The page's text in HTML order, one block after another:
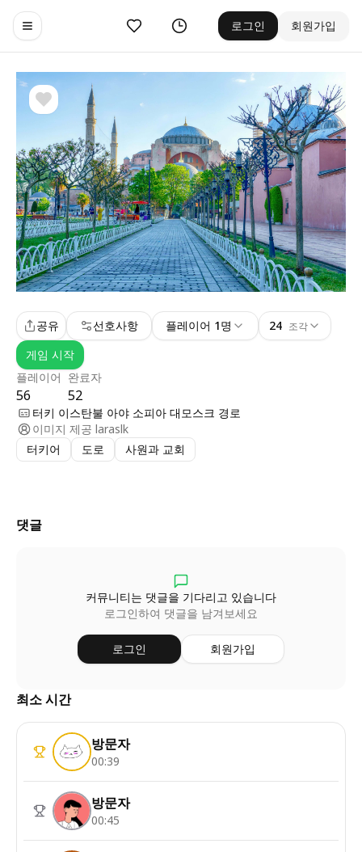
Toggle navigation menu
좋아요 기록 로그인 회원가입
플레이어
56
완료자
52
공유 선호사항 플레이어 1명 24 조각
게임 시작
터키 이스탄불 아야 소피아 대모스크 경로
이미지 제공 laraslk
터키어
도로 사원과 교회
댓글
커뮤니티는 댓글을 기다리고 있습니다
로그인하여 댓글을 남겨보세요
로그인 회원가입
최소 시간
방문자
00:39
방문자
00:45